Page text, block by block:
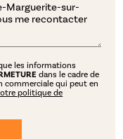
les informations
dans le cadre de
commerciale qui peut en
politique de